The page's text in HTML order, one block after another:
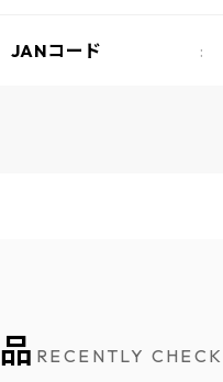
JANコード
RECENTLY